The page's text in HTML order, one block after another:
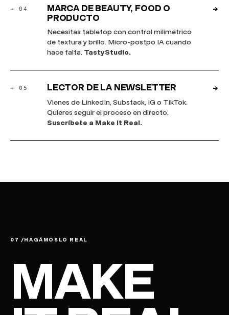
→ 04
MARCA DE BEAUTY, FOOD O
PRODUCTO
Necesitas tabletop con control milimétrico
de textura y brillo. Micro-postpo IA cuando
hace falta. TastyStudio.
→
→ 05 LECTOR DE LA NEWSLETTER
Vienes de LinkedIn, Substack, IG o TikTok.
Quieres seguir el proceso en directo.
Suscríbete a Make it Real.
→
07 /HAGÁMOSLO REAL
MAKE